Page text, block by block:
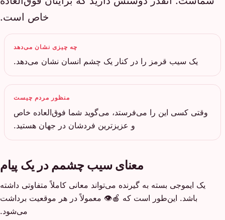
خاص است.
چه چیزی نشان می‌دهد
یک سیب قرمز را در کنار یک چشم انسان نشان می‌دهد.
منظور مردم چیست
وقتی کسی این را می‌فرستد، می‌گوید شما فوق‌العاده خاص
و عزیزترین فردشان در جهان هستید.
معنای سیب چشمم در یک پیام
یک ایموجی بسته به گیرنده می‌تواند معانی کاملاً متفاوتی داشته
باشد. این‌طور است که 🍎👁️ معمولاً در هر موقعیت برداشت
می‌شود.